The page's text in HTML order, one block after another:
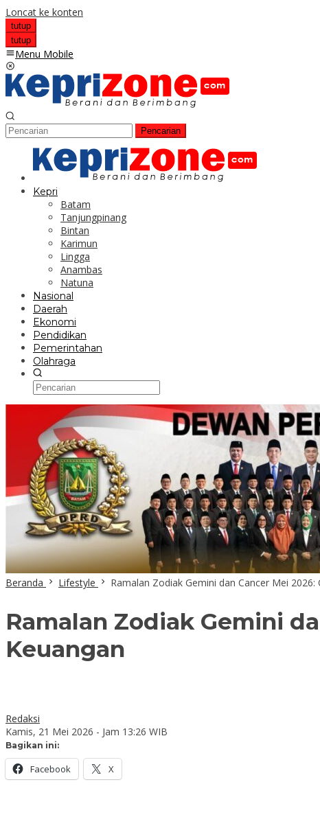
Loncat ke konten
tutup
tutup
Menu Mobile
Pencarian
Kepri
Batam
Tanjungpinang
Bintan
Karimun
Lingga
Anambas
Natuna
Nasional
Daerah
Ekonomi
Pendidikan
Pemerintahan
Olahraga
Beranda Lifestyle Ramalan Zodiak Gemini dan Cancer Mei
Ramalan Zodiak Gemini
Keuangan
Redaksi
Kamis, 21 Mei 2026 - Jam 13:26 WIB
Bagikan ini:
Facebook X